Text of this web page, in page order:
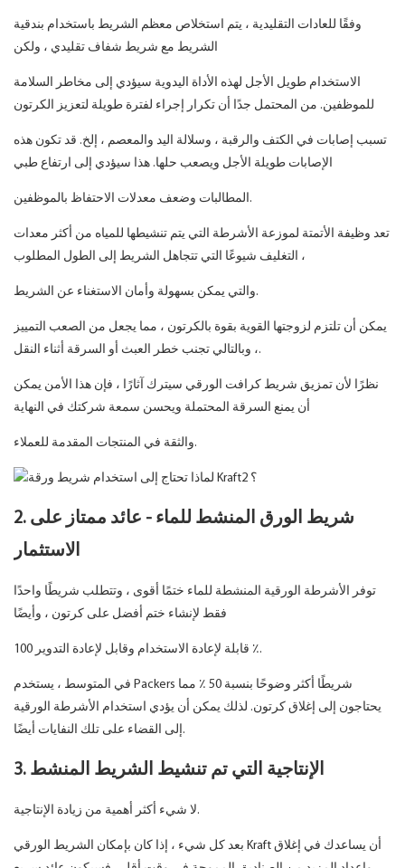
وفقًا للعادات التقليدية ، يتم استخلاص معظم الشريط باستخدام بندقية
الاستخدام طويل الأجل لهذه الأداة اليدوية سيؤدي إلى مخاطر السلامة
تسبب إصابات في الكتف والرقبة ، وسلالة اليد والمعصم ، إلخ. قد تكون هذه
المطالبات وضعف معدلات الاحتفاظ بالموظفين.
تعد وظيفة الأتمتة لموزعة الأشرطة التي يتم تنشيطها للمياه من أكثر معدات
التغليف شيوعًا التي تتجاهل الشريط إلى الطول المطلوب ،
والتي يمكن بسهولة وأمان الاستغناء عن الشريط.
يمكن أن تلتزم لزوجتها القوية بقوة بالكرتون ، مما يجعل من الصعب التمييز
، وبالتالي تجنب خطر العبث أو السرقة أثناء النقل.
نظرًا لأن تمزيق شريط كرافت الورقي سيترك آثارًا ، فإن هذا الأمن يمكن
والثقة في المنتجات المقدمة للعملاء.
2. شريط الورق المنشط للماء - عائد ممتاز على
الاستثمار
توفر الأشرطة الورقية المنشطة للماء ختمًا أقوى ، وتتطلب شريطًا واحدًا
قابلة لإعادة الاستخدام وقابل لإعادة التدوير 100 ٪.
في المتوسط ​​، يستخدم Packers شريطًا أكثر وضوحًا بنسبة 50 ٪ مما
يحتاجون إلى إغلاق كرتون. لذلك يمكن أن يؤدي استخدام الأشرطة الورقية
إلى القضاء على تلك النفايات أيضًا.
3. الإنتاجية التي تم تنشيط الشريط المنشط
لا شيء أكثر أهمية من زيادة الإنتاجية.
بعد كل شيء ، إذا كان بإمكان الشريط الورقي Kraft أن يساعدك في إغلاق